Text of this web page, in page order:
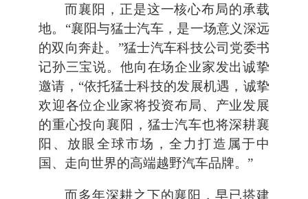
而襄阳，正是这一核心布局的承载
地。“襄阳与猛士汽车，是一场意义深远
的双向奔赴。”猛士汽车科技公司党委书
记孙三宝说。他向在场企业家发出诚挚
邀请，“依托猛士科技的发展机遇，诚挚
欢迎各位企业家将投资布局、产业发展
的重心投向襄阳，猛士汽车也将深耕襄
阳、放眼全球市场，全力打造属于中
国、走向世界的高端越野汽车品牌。”
而多年深耕之下的襄阳，早已搭建